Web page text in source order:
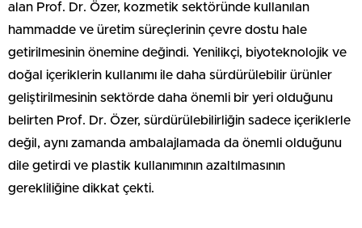
alan Prof. Dr. Özer, kozmetik sektöründe kullanılan
hammadde ve üretim süreçlerinin çevre dostu hale
getirilmesinin önemine değindi. Yenilikçi, biyoteknolojik ve
doğal içeriklerin kullanımı ile daha sürdürülebilir ürünler
geliştirilmesinin sektörde daha önemli bir yeri olduğunu
belirten Prof. Dr. Özer, sürdürülebilirliğin sadece içeriklerle
değil, aynı zamanda ambalajlamada da önemli olduğunu
dile getirdi ve plastik kullanımının azaltılmasının
gerekliliğine dikkat çekti.